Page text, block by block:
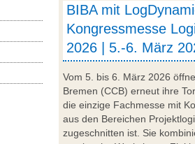
BIBA mit
Kongressmesse
2026 | 5.-6. März
Vom 5. bis 6. März 2026
Bremen (CCB) erneut ihre
die einzige Fachmesse mit
aus den Bereichen
zugeschnitten ist. Sie